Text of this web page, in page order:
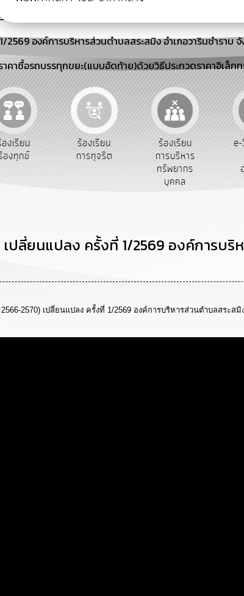
2569 องค์การบริหารส่วนตำบลสระสมิง อำเภอวารินชำราบ
องค์การบริหารส่วนตำบลสระสมิง อำเภอวารินชำราบ
าคาซื้อรถบรรทุกขยะ(แบบอัดท้าย)ด้วยวิธีประกวดราคาอิเล็ก
ร้องเรียน
การทุจริต
ร้องเรียน
การบริหาร
e-Service
บริการ
ออนไลน์
ยนแปลง ครั้งที่ 1/2569 องค์การบริห
2570) เปลี่ยนแปลง ครั้งที่ 1/2569 องค์การบริหารส่วนตำบลสระส